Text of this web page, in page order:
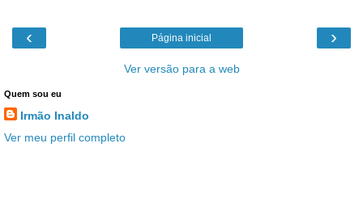
‹ ›
Página inicial
Ver versão para a web
Quem sou eu
Irmão Inaldo
Ver meu perfil completo